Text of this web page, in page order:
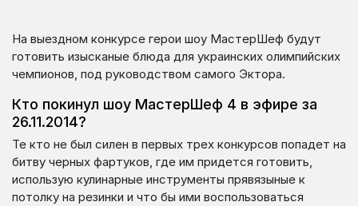
На выездном конкурсе герои шоу МастерШеф будут
готовить изысканые блюда для украинских олимпийских
чемпионов, под руководством самого Эктора.
Кто покинул шоу МастерШеф 4 в эфире за
26.11.2014?
Те кто не был силен в первых трех конкурсов попадет на
битву черных фартуков, где им придется готовить,
использую кулинарные инструменты прявязыные к
потолку на резинки и что бы ими воспользоваться